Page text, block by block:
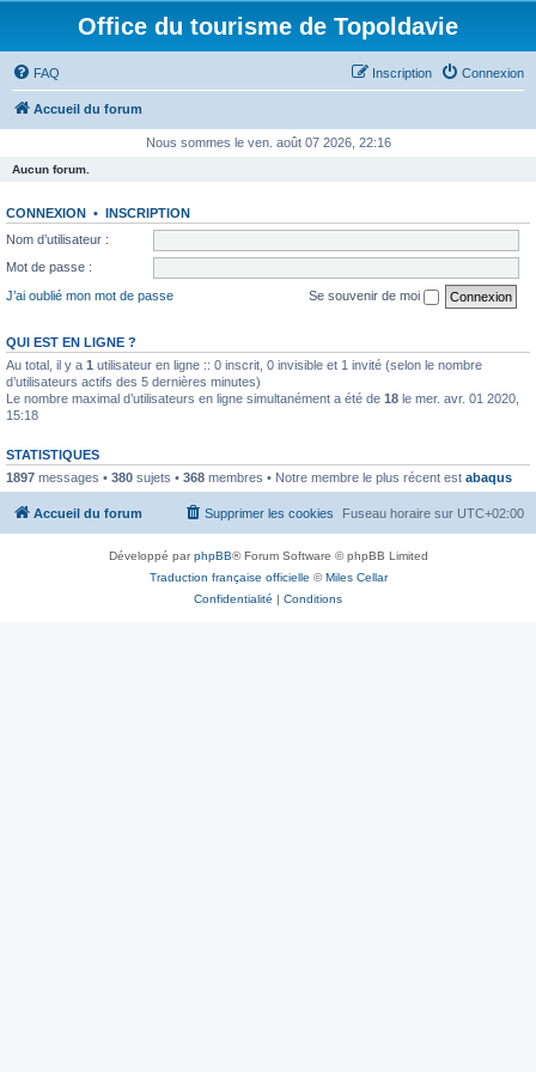
Office du tourisme de Topoldavie
FAQ Connexion
Inscription
Accueil du forum
Nous sommes le ven. août 07 2026, 22:16
Aucun forum.
CONNEXION • INSCRIPTION
Nom d’utilisateur :
Mot de passe :
J’ai oublié mon mot de passe
Se souvenir de moi
QUI EST EN LIGNE ?
Au total, il y a 1 utilisateur en ligne :: 0 inscrit, 0 invisible et 1 invité (selon le nombre
d’utilisateurs actifs des 5 dernières minutes)
Le nombre maximal d’utilisateurs en ligne simultanément a été de 18 le mer. avr. 01 2020,
15:18
STATISTIQUES
1897 messages • 380 sujets • 368 membres • Notre membre le plus récent est abaqus
Accueil du forum Fuseau horaire sur UTC+02:00
Supprimer les cookies
Développé parphpBB® Forum Software © phpBB Limited
Traduction française officielle ©Miles Cellar
Confidentialité | Conditions